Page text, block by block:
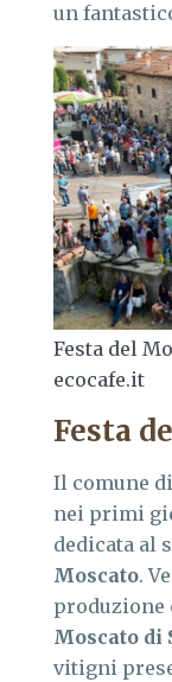
un
Festa del
ecocafe.it
Festa
Il comune di
nei primi
dedicata al
Moscato.
produzione
Moscato di
vitigni